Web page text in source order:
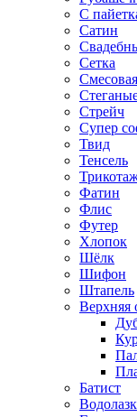
С
Сатин
Сетка
Смесовая
Стрейч
Супер
Твид
Тенсель
Фатин
Флис
Футер
Хлопок
Шёлк
Шифон
Штапель
Верхняя
Батист